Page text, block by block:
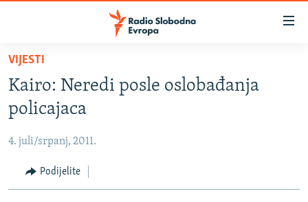
Pređite
glavni
sadržaj
Pređite
na
navigaciju
Pređite
BOSNA I HERCEGOVINA
SRBIJA
KOSOVO
CRNA GORA
VIJESTI
Kairo: Neredi posle oslobađanja
policajaca
4. juli/srpanj, 2011.
Podijelite